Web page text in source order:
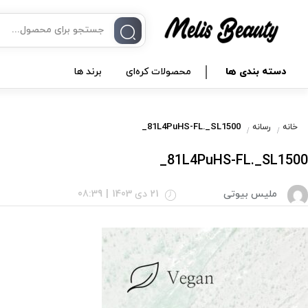
دسته بندی ها محصولات کره‌ای برند ها
خانه رسانه
81L4PuHS-FL._SL1500_
ملیس بیوتی 21 دی 1403 08:39